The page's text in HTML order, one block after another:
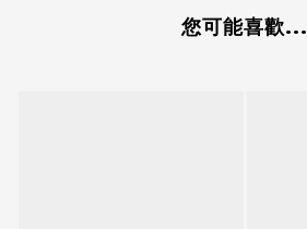
您可能喜歡...